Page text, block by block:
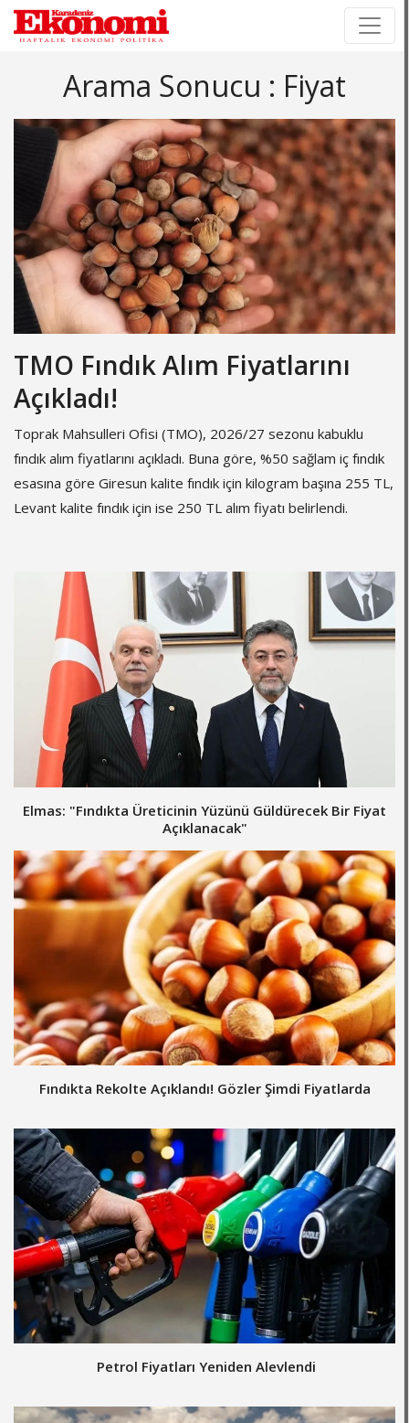
Arama Sonucu : Fiyat
TMO Fındık Alım Fiyatlarını
Açıkladı!
Toprak Mahsulleri Ofisi (TMO), 2026/27 sezonu kabuklu
fındık alım fiyatlarını açıkladı. Buna göre, %50 sağlam iç fındık
esasına göre Giresun kalite fındık için kilogram başına 255 TL,
Levant kalite fındık için ise 250 TL alım fiyatı belirlendi.
Elmas: "Fındıkta Üreticinin Yüzünü Güldürecek Bir Fiyat
Açıklanacak"
Fındıkta Rekolte Açıklandı! Gözler Şimdi Fiyatlarda
Petrol Fiyatları Yeniden Alevlendi
×
×